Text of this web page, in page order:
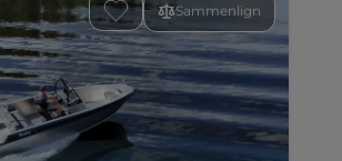
Sammenlign